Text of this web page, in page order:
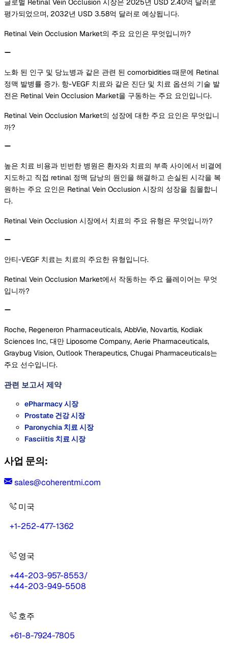
글로벌 Retinal Vein Occlusion 시장은 2025년 USD 2.40억 달러로
평가되었으며, 2032년 USD 3.58억 달러로 예상됩니다.
Retinal Vein Occlusion Market의 주요 요인은 무엇입니까?
노화 된 인구 및 당뇨병과 같은 관련 된 comorbidities 때문에 Retinal
정맥 발병률 증가. 항-VEGF 치료와 같은 진단 및 치료 옵션의 기술 발
전은 Retinal Vein Occlusion Market을 구동하는 주요 요인입니다.
Retinal Vein Occlusion Market의 성장에 대한 주요 요인은 무엇입니
까?
높은 치료 비용과 빈번한 병원은 환자와 치료의 부족 사이에서 비결에
지도하고 직접 retinal 정맥 담낭의 원인을 해결하고 손실된 시각을 복
원하는 주요 요인은 Retinal Vein Occlusion 시장의 성장을 침몰합니
다.
Retinal Vein Occlusion 시장에서 치료의 주요 유형은 무엇입니까?
안티-VEGF 치료는 치료의 주요한 유형입니다.
Retinal Vein Occlusion Market에서 작동하는 주요 플레이어는 무엇
입니까?
Roche, Regeneron Pharmaceuticals, AbbVie, Novartis, Kodiak
Sciences Inc, 대만 Liposome Company, Aerie Pharmaceuticals,
Graybug Vision, Outlook Therapeutics, Chugai Pharmaceuticals는
주요 선수입니다.
관련 보고서 제약
ePharmacy 시장
Prostate 건강 시장
Paronychia 치료 시장
Fasciitis 치료 시장
사업 문의:
sales@coherentmi.com
미국
+1-252-477-1362
영국
+44-203-957-8553/
+44-203-949-5508
호주
+61-8-7924-7805